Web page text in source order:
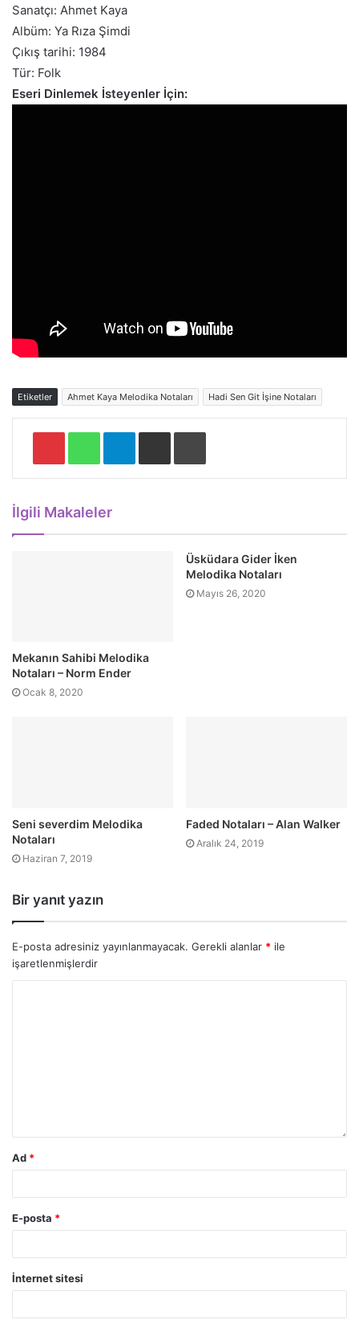
Sanatçı: Ahmet Kaya
Albüm: Ya Rıza Şimdi
Çıkış tarihi: 1984
Tür: Folk
Eseri Dinlemek İsteyenler İçin:
Etiketler Ahmet Kaya Melodika Notaları Hadi Sen Git İşine Notaları
Pinterest WhatsApp Telegram E-Posta ile paylaş Yazdır
İlgili Makaleler
Mekanın Sahibi Melodika
Notaları – Norm Ender
Ocak 8, 2020
Üsküdara Gider İken
Melodika Notaları
Mayıs 26, 2020
Seni severdim Melodika
Notaları
Haziran 7, 2019
Faded Notaları – Alan Walker
Aralık 24, 2019
Bir yanıt yazın
E-posta adresiniz yayınlanmayacak. Gerekli alanlar * ile
işaretlenmişlerdir
Ad *
E-posta *
İnternet sitesi